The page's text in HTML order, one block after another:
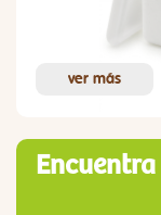
ver más